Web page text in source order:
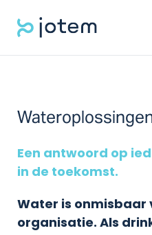
Een antwoord op
in de toekomst.
Water is onmisbaar
organisatie. Als